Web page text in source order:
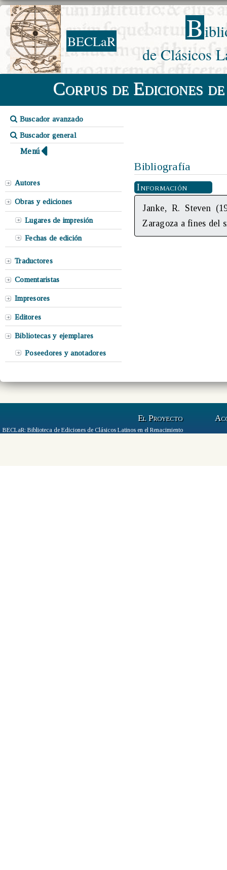
BECLaR B
de Clásicos
Corpus de Ediciones
Buscador avanzado
Buscador general
Menú
Autores
Obras y ediciones
Lugares de impresión
Fechas de edición
Traductores
Comentaristas
Impresores
Editores
Bibliotecas y ejemplares
Poseedores y anotadores
Bibliografía
Información
Janke, R. Steven
Zaragoza a fines
El Proyecto
BECLaR: Biblioteca de Ediciones de Clásicos Latinos en el Renacimiento